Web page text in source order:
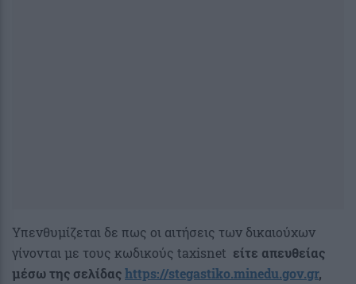
Υπενθυμίζεται δε πως οι αιτήσεις των δικαιούχων
γίνονται με τους κωδικούς taxisnet είτε απευθείας
μέσω της σελίδαςhttps://stegastiko.minedu.gov.gr,